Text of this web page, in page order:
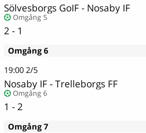
Sölvesborgs GoIF- Nosaby IF
Omgång 5
2 - 1
Omgång 6
19:002/5
Nosaby IF-Trelleborgs FF
Omgång 6
1 - 2
Omgång 7